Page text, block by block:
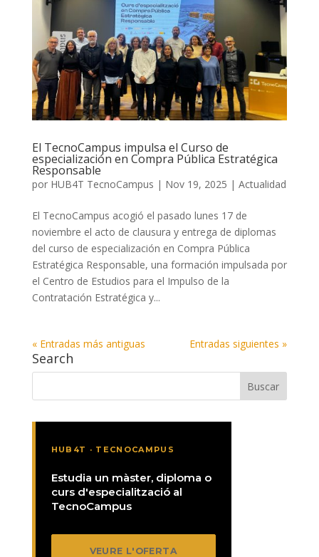
El TecnoCampus impulsa el Curso de
especialización en Compra Pública Estratégica
Responsable
por HUB4T TecnoCampus | Nov 19, 2025 | Actualidad
El TecnoCampus acogió el pasado lunes 17 de
noviembre el acto de clausura y entrega de diplomas
del curso de especialización en Compra Pública
Estratégica Responsable, una formación impulsada por
el Centro de Estudios para el Impulso de la
Contratación Estratégica y...
« Entradas más antiguas Entradas siguientes »
Search
HUB4T · TECNOCAMPUS
Estudia un màster, diploma o
curs d'especialització al
TecnoCampus
VEURE L'OFERTA